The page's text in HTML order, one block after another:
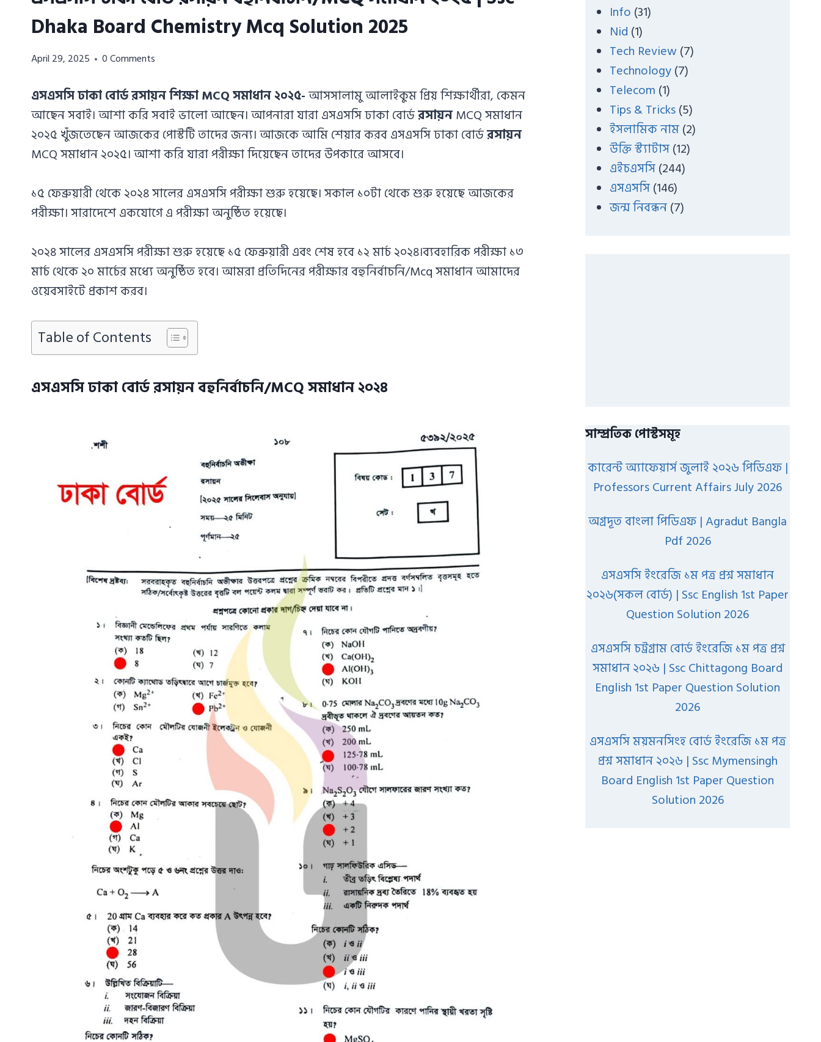
Dhaka Board Chemistry Mcq Solution 2025
Azizul
Azizul
Haque
April 29, 2025 0 Comments
এসএসসি ঢাকা বোর্ড রসায়ন শিক্ষা MCQ সমাধান ২০২৫-আসসালামু আলাইকুম প্রিয় শিক্ষার্থীরা, কেমন
আছেন সবাই। আশা করি সবাই ভালো আছেন। আপনারা যারা এসএসসি ঢাকা বোর্ডরসায়নMCQ সমাধান
২০২৫ খুঁজতেছেন আজকের পোস্টটি তাদের জন্য। আজকে আমি শেয়ার করব এসএসসি ঢাকা বোর্ডরসায়ন
MCQ সমাধান ২০২৫। আশা করি যারা পরীক্ষা দিয়েছেন তাদের উপকারে আসবে।
১৫ ফেব্রুয়ারী থেকে ২০২৪ সালের এসএসসি পরীক্ষা শুরু হয়েছে। সকাল ১০টা থেকে শুরু হয়েছে আজকের
পরীক্ষা। সারাদেশে একযোগে এ পরীক্ষা অনুষ্ঠিত হয়েছে।
২০২৪ সালের এসএসসি পরীক্ষা শুরু হয়েছে ১৫ ফেব্রুয়ারী এবং শেষ হবে ১২ মার্চ ২০২৪।ব্যবহারিক পরীক্ষা ১৩
মার্চ থেকে ২০ মার্চের মধ্যে অনুষ্ঠিত হবে। আমরা প্রতিদিনের পরীক্ষার বহুনির্বাচনি/Mcq সমাধান আমাদের
ওয়েবসাইটে প্রকাশ করব।
Table of Contents
এসএসসি ঢাকা বোর্ড রসায়ন বহুনির্বাচনি/MCQ সমাধান ২০২৪
Info (31)
Nid (1)
Tech Review(7)
Technology(7)
Telecom (1)
Tips & Tricks(5)
ইসলামিক নাম(2)
উক্তি স্ট্যাটাস(12)
এইচএসসি(244)
এসএসসি(146)
জন্ম নিবন্ধন(7)
সাম্প্রতিক পোস্টসমূহ
কারেন্ট অ্যাফেয়ার্স জুলাই ২০২৬ পিডিএফ |
Professors Current Affairs July 2026
অগ্রদূত বাংলা পিডিএফ | Agradut Bangla
Pdf 2026
এসএসসি ইংরেজি ১ম পত্র প্রশ্ন সমাধান
২০২৬(সকল বোর্ড) | Ssc English 1st Paper
Question Solution 2026
এসএসসি চট্রগ্রাম বোর্ড ইংরেজি ১ম পত্র প্রশ্ন
সমাধান ২০২৬ | Ssc Chittagong Board
English 1st Paper Question Solution
2026
এসএসসি ময়মনসিংহ বোর্ড ইংরেজি ১ম পত্র
প্রশ্ন সমাধান ২০২৬ | Ssc Mymensingh
Board English 1st Paper Question
Solution 2026